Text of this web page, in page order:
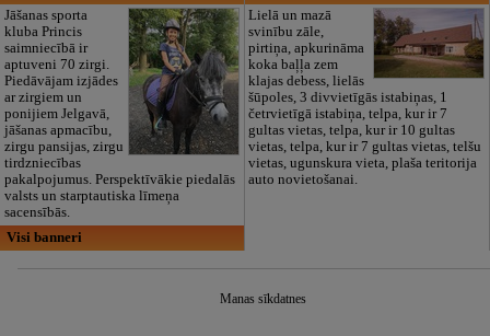
Jāšanas sporta
kluba Princis
saimniecībā ir
aptuveni 70 zirgi.
Piedāvājam izjādes
ar zirgiem un
ponijiem Jelgavā,
jāšanas apmacību,
zirgu pansijas, zirgu
tirdzniecības
pakalpojumus. Perspektīvākie piedalās
valsts un starptautiska līmeņa
sacensībās.
Lielā un mazā
svinību zāle,
pirtiņa, apkurināma
koka baļļa zem
klajas debess, lielās
šūpoles, 3 divvietīgās istabiņas, 1
četrvietīgā istabiņa, telpa, kur ir 7
gultas vietas, telpa, kur ir 10 gultas
vietas, telpa, kur ir 7 gultas vietas, telšu
vietas, ugunskura vieta, plaša teritorija
auto novietošanai.
Visi banneri
Manas sīkdatnes